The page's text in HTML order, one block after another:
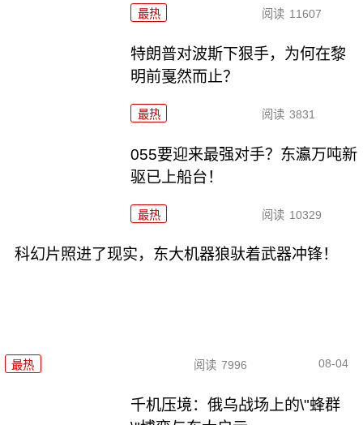
最热 阅读 11607
特朗普对波斯下狠手，为何在黎
明前戛然而止？
最热 阅读 3831
055要迎来最强对手？东瀛万吨新
驱已上船台！
最热 阅读 10329
科幻片照进了现实，东大机器狼驮着武器冲锋！
最热 阅读 7996 08-04
千机压境：俄乌战场上的\"蜂群